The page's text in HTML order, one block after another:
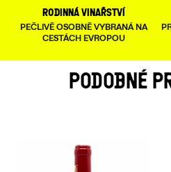
rodinná vinařství
PEČLIVĚ OSOBNĚ VYBRANÁ NA
CESTÁCH EVROPOU
PODOBNÉ